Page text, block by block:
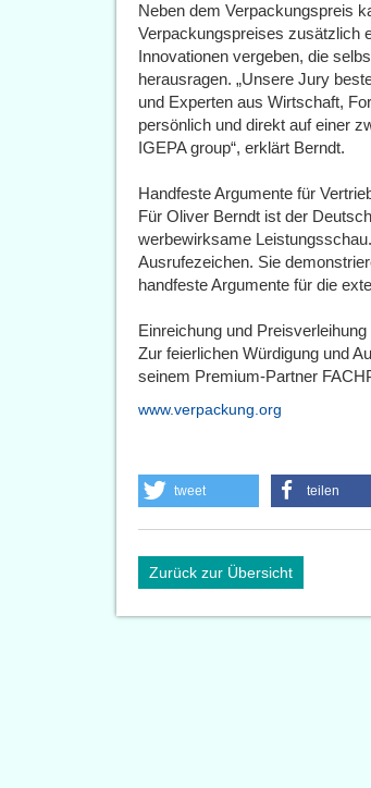
Neben dem Verpackungspreis
Verpackungspreises zusätzlich
Innovationen vergeben, die
herausragen. „Unsere Jury
und Experten aus Wirtschaft,
persönlich und direkt auf einer
IGEPA group“, erklärt Berndt.
Handfeste Argumente für
Für Oliver Berndt ist der
werbewirksame
Ausrufezeichen. Sie
handfeste Argumente für die
Einreichung und Preisverleihung
Zur feierlichen Würdigung und
seinem Premium-Partner
www.verpackung.org
tweet teilen
Zurück zur Übersicht